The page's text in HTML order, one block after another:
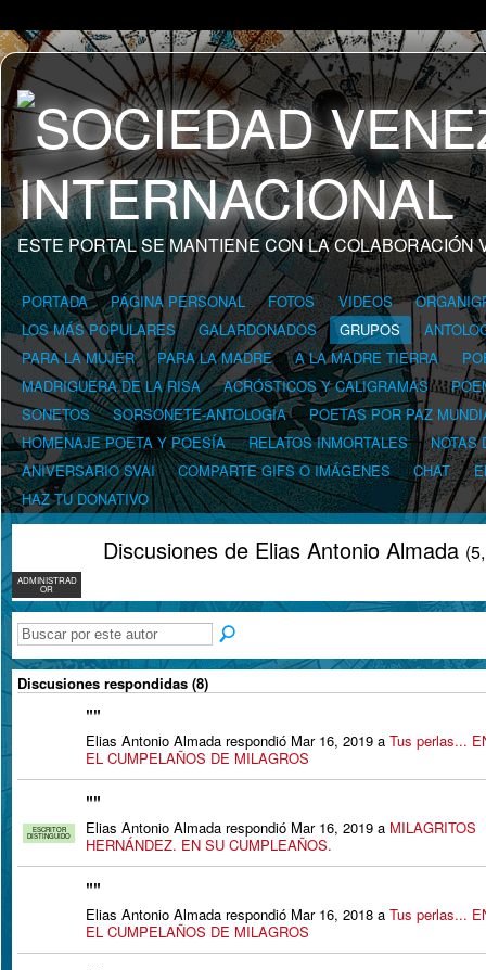
ESTE PORTAL SE MANTIENE CON LA COLABORACIÓN
PORTADA PÁGINA PERSONAL FOTOS VIDEOS
LOS MÁS POPULARES
GALARDONADOS GRUPOS
PARA LA MUJER
PARA LA MADRE A LA MADRE TIERRA
MADRIGUERA DE LA RISA
ACRÓSTICOS Y CALIGRAMAS
SONETOS
SORSONETE-ANTOLOGÍA
POETAS POR PAZ
HOMENAJE POETA Y POESÍA
RELATOS INMORTALES
NOTAS
ANIVERSARIO SVAI
COMPARTE GIFS O IMÁGENES CHAT
HAZ TU DONATIVO
ADMINISTRAD
OR
Discusiones de Elias Antonio Almada
Discusiones respondidas (8)
""
Elias Antonio Almada respondió Mar 16, 2019 a Tus perlas...
EL CUMPELAÑOS DE MILAGROS
ESCRITOR
DISTINGUIDO
""
Elias Antonio Almada respondió Mar 16, 2019 a MILAGRITOS
HERNÁNDEZ. EN SU CUMPLEAÑOS.
""
Elias Antonio Almada respondió Mar 16, 2018 a Tus perlas...
EL CUMPELAÑOS DE MILAGROS